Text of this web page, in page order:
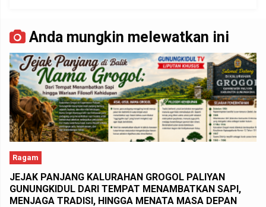
Anda mungkin melewatkan ini
Ragam
JEJAK PANJANG KALURAHAN GROGOL PALIYAN
GUNUNGKIDUL DARI TEMPAT MENAMBATKAN SAPI,
MENJAGA TRADISI, HINGGA MENATA MASA DEPAN